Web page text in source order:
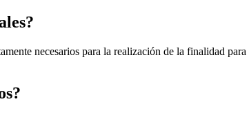
necesarios para la realización de la finalidad